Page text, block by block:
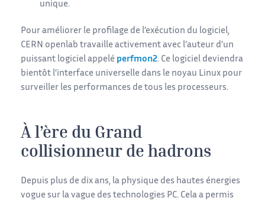
unique.
Pour améliorer le profilage de l’exécution du logiciel,
CERN openlab travaille activement avec l’auteur d’un
puissant logiciel appelé perfmon2. Ce logiciel deviendra
bientôt l’interface universelle dans le noyau Linux pour
surveiller les performances de tous les processeurs.
À l’ère du Grand
collisionneur de hadrons
Depuis plus de dix ans, la physique des hautes énergies
vogue sur la vague des technologies PC. Cela a permis